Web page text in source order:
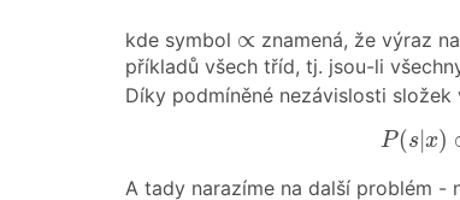
kde symbol ∝
∝ znamená, že výraz
příkladů všech tříd, tj. jsou-li
Díky podmíněné nezávislosti složek
P(s|x)
P( s
A tady narazíme na další problém -